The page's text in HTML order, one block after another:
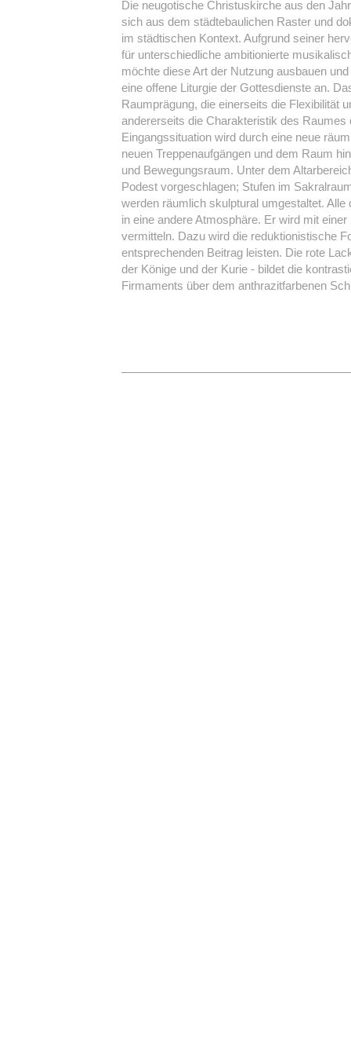
Die neugotische Christuskirche aus den
sich aus dem städtebaulichen Raster und
im städtischen Kontext. Aufgrund seiner
für unterschiedliche ambitionierte
möchte diese Art der Nutzung ausbauen
eine offene Liturgie der Gottesdienste an.
Raumprägung, die einerseits die Flexibilität
andererseits die Charakteristik des Raumes
Eingangssituation wird durch eine neue
neuen Treppenaufgängen und dem Raum
und Bewegungsraum. Unter dem
Podest vorgeschlagen; Stufen im
werden räumlich skulptural umgestaltet.
in eine andere Atmosphäre. Er wird mit
vermitteln. Dazu wird die reduktionistische
entsprechenden Beitrag leisten. Die rote
der Könige und der Kurie - bildet die
Firmaments über dem anthrazitfarbenen